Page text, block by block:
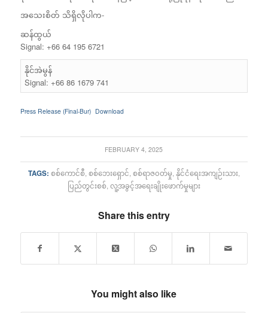
အသေးစိတ် သိရှိလိုပါက-
ဆန်ထွယ်
Signal: +66 64 195 6721
နိုင်အဲမွန်
Signal: +66 86 1679 741
Press Release (Final-Bur) Download
FEBRUARY 4, 2025
TAGS: စစ်ကောင်စီ စစ်ဘေးရှောင် စစ်ရာဇ၀တ်မှု, နိုင်ငံရေးအကျဉ်းသား,
ပြည်တွင်းစစ် လူ့အခွင့်အရေးချိုးဖောက်မှုများ
Share this entry
You might also like